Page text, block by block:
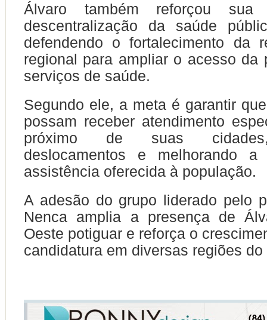
Álvaro também reforçou sua
descentralização da saúde
defendendo o fortalecimento da
regional para ampliar o acesso da
serviços de saúde.
Segundo ele, a meta é garantir
possam receber atendimento
próximo de suas
deslocamentos e melhorando a
assistência oferecida à população.
A adesão do grupo liderado pelo
Nenca amplia a presença de
Oeste potiguar e reforça o
candidatura em diversas regiões do